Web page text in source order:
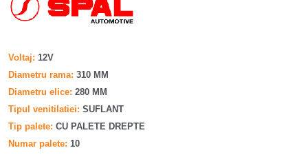
Voltaj 12V
Diametru rama 310 MM
Diametru elice 280 MM
Tipul venitilatiei SUFLANT
Tip palete CU PALETE DREPTE
Numar palete 10